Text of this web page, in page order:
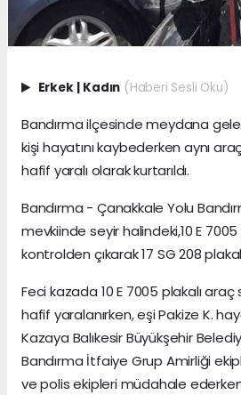
Erkek Kadın (Haberi Sesli Oku)
Bandırma ilçesinde meydana
kişi hayatını kaybederken aynı
hafif yaralı olarak kurtarıldı.
Bandırma - Çanakkale Yolu
mevkiinde seyir halindeki,10 E
kontrolden çıkarak 17 SG 208
Feci kazada 10 E 7005 plakalı araç
hafif yaralanırken, eşi Pakize K.
Kazaya Balıkesir Büyükşehir
Bandırma İtfaiye Grup Amirliği
ve polis ekipleri müdahale